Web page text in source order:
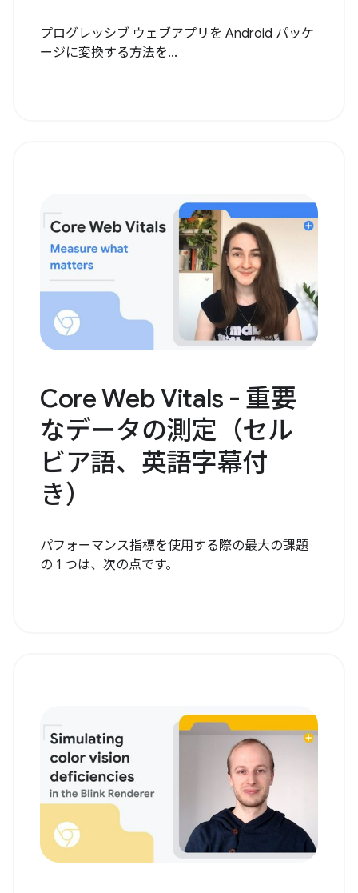
プログレッシブ ウェブアプリを Android パッケ
ージに変換する方法を...
Core Web Vitals - 重要
なデータの測定（セル
ビア語、英語字幕付
き）
パフォーマンス指標を使用する際の最大の課題
の 1 つは、次の点です。